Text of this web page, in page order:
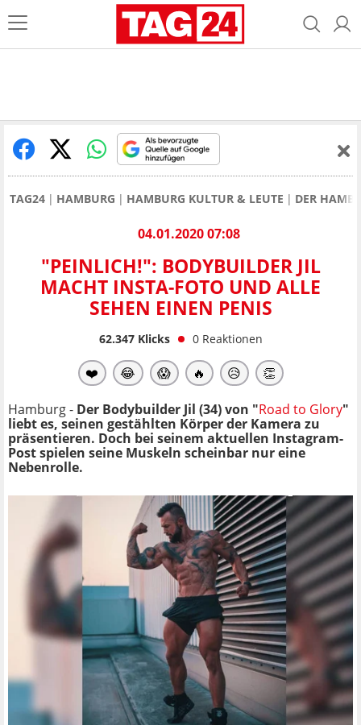
TAG24 HAMBURG HAMBURG KULTUR & LEUTE DER
04.01.2020 07:08
"PEINLICH!": BODYBUILDER JIL
MACHT INSTA-FOTO UND ALLE
SEHEN EINEN PENIS
62.347Klicks 0 Reaktionen
❤️ 😂 😱 🔥 😥 👏
Hamburg - Der Bodybuilder Jil (34) von "Road to Glory"
liebt es, seinen gestählten Körper der Kamera zu
präsentieren. Doch bei seinem aktuellen Instagram-
Post spielen seine Muskeln scheinbar nur eine
Nebenrolle.